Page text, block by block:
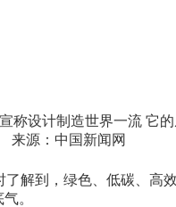
称设计制造世界一流 它
来源：中国新闻网
到，绿色、低碳、高效
。